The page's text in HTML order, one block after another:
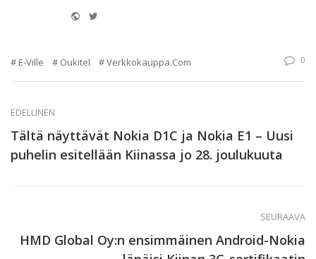
Website
E-Ville Oukitel Verkkokauppa.com 0
EDELLINEN
Tältä näyttävät Nokia D1C ja Nokia E1 – Uusi
puhelin esitellään Kiinassa jo 28. joulukuuta
SEURAAVA
HMD Global Oy:n ensimmäinen Android-Nokia